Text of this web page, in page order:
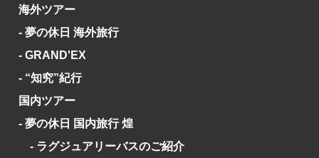
海外ツアー
- 夢の休日 海外旅行
- GRAND'EX
- “知究”紀行
国内ツアー
- 夢の休日 国内旅行 煌
- ラグジュアリーバスのご紹介